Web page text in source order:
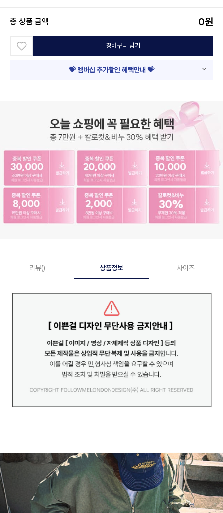
총 상품 금액 0원
장바구니 담기
💝 멤버십 추가할인 혜택안내 💝
리뷰() 상품정보 사이즈